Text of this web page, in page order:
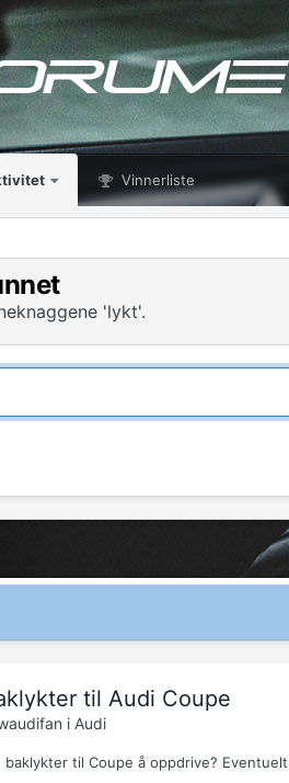
Vinnerliste
'lykt'.
til Audi Coupe
i Audi
baklykter til Coupe å oppdrive?